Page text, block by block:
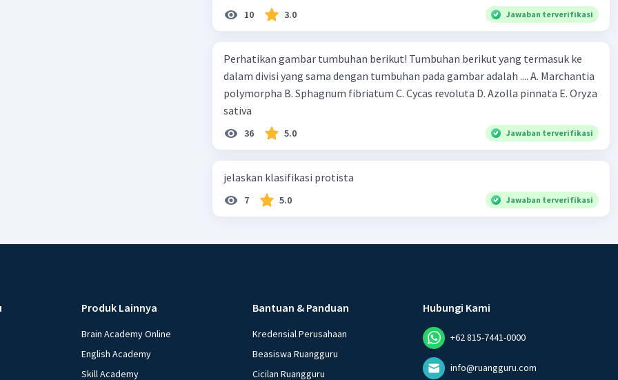
10 3.0 Jawaban terverifikasi
Perhatikan gambar tumbuhan berikut! Tumbuhan berikut yang termasuk ke
dalam divisi yang sama dengan tumbuhan pada gambar adalah .... A. Marchantia
polymorpha B. Sphagnum fibriatum C. Cycas revoluta D. Azolla pinnata E. Oryza
sativa
36 5.0 Jawaban terverifikasi
jelaskan klasifikasi protista
7 5.0 Jawaban terverifikasi
Produk Lainnya
Brain Academy Online
English Academy
Skill Academy
Bantuan & Panduan
Kredensial Perusahaan
Beasiswa Ruangguru
Cicilan Ruangguru
Hubungi Kami
+62 815-7441-0000
info@ruangguru.com